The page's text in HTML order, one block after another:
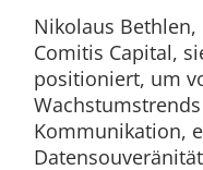
Nikolaus
Comitis Capital,
positioniert, um
Kommunikation,